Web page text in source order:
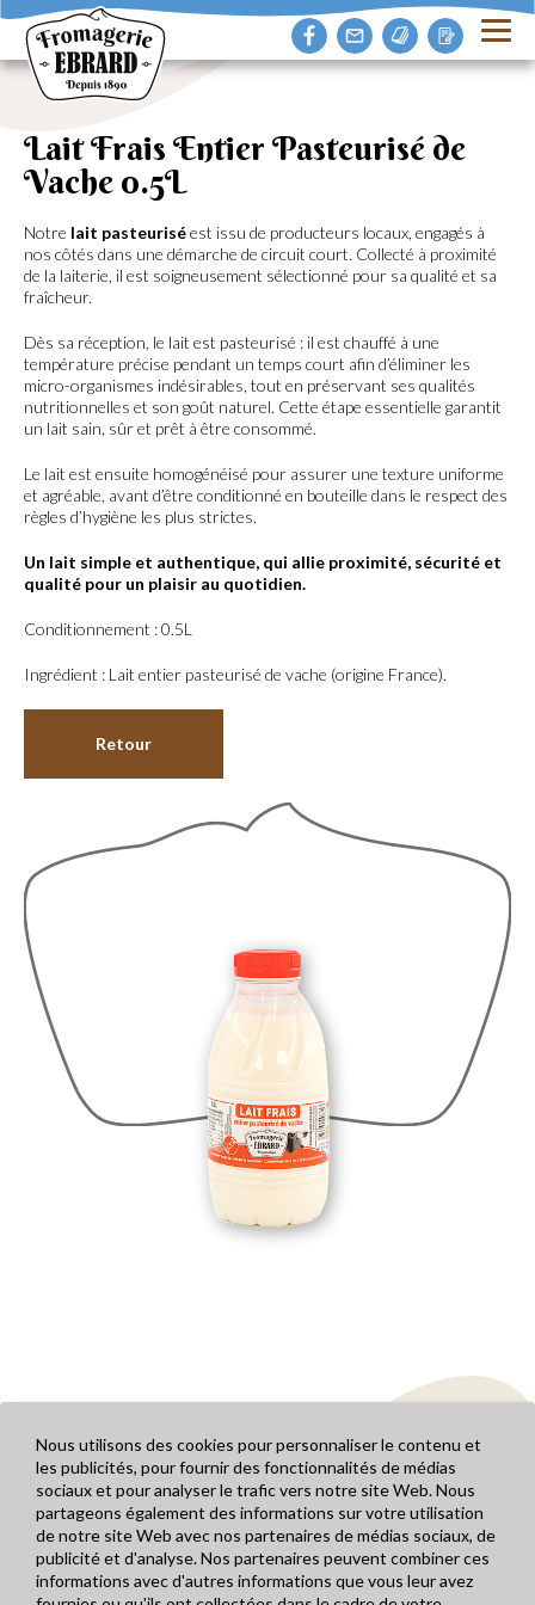
Lait Frais Entier Pasteurisé de
Vache 0.5L
Notre lait pasteuriséest issu de producteurs locaux, engagés à
nos côtés dans une démarche de circuit court. Collecté à proximité
de la laiterie, il est soigneusement sélectionné pour sa qualité et sa
fraîcheur.
Dès sa réception, le lait est pasteurisé : il est chauffé à une
température précise pendant un temps court afin d’éliminer les
micro-organismes indésirables, tout en préservant ses qualités
nutritionnelles et son goût naturel. Cette étape essentielle garantit
un lait sain, sûr et prêt à être consommé.
Le lait est ensuite homogénéisé pour assurer une texture uniforme
et agréable, avant d’être conditionné en bouteille dans le respect des
règles d’hygiène les plus strictes.
Un lait simple et authentique, qui allie proximité, sécurité et
qualité pour un plaisir au quotidien.
Conditionnement : 0.5L
Ingrédient : Lait entier pasteurisé de vache (origine France).
Retour
LA FROMAGERIE Mentions légales
Nous utilisons des cookies pour personnaliser le contenu et
les publicités, pour fournir des fonctionnalités de médias
sociaux et pour analyser le trafic vers notre site Web. Nous
partageons également des informations sur votre utilisation
de notre site Web avec nos partenaires de médias sociaux, de
publicité et d'analyse. Nos partenaires peuvent combiner ces
informations avec d'autres informations que vous leur avez